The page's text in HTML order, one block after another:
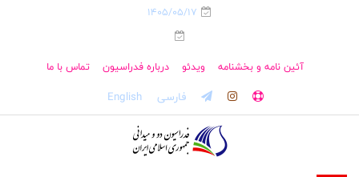
1405/05/17
آئین نامه و بخشنامه ویدئو درباره فدراسیون تماس با ما
فارسی English